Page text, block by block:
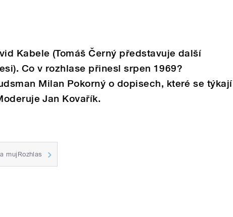
Kabele (Tomáš Černý představuje další
Co v rozhlase přinesl srpen 1969?
Milan Pokorný o dopisech, které se týkají
Jan Kovařík.
mujRozhlas